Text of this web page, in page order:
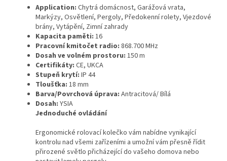
Application: Chytrá domácnost, Garážová vrata,
Markýzy, Osvětlení, Pergoly, Předokenní rolety, Vjezdové
brány, Vytápění, Zimní zahrady
Kapacita paměti: 16
Pracovní kmitočet radio: 868.700 MHz
Dosah ve volném prostoru: 150 m
Certifikáty: CE, UKCA
Stupeň krytí: IP 44
Tloušťka: 18 mm
Barva/Povrchová úprava: Antracitová/ Bílá
Dosah: YSIA
Jednoduché ovládání
Ergonomické rolovací kolečko vám nabídne vynikající
kontrolu nad všemi zařízeními a umožní vám přesně řídit
přirozené světlo přicházející do vašeho domova nebo